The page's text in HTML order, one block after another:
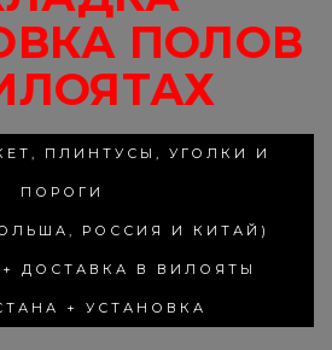
ПОЛОВ
ПЛИНТУСЫ, УГОЛКИ И
ПОРОГИ
РОССИЯ И КИТАЙ)
ДОСТАВКА В ВИЛОЯТЫ
+ УСТАНОВКА